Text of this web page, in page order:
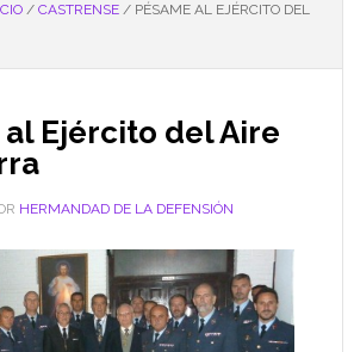
/ CASTRENSE /PÉSAME AL EJÉRCITO DEL
al Ejército del Aire
HERMANDAD DE LA DEFENSIÓN